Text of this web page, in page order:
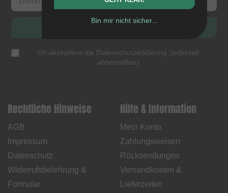
Ich akzeptiere die Datenschutzerklärung (jederzeit
abbestellbar)
Rechtliche Hinweise
AGB
Impressum
Datenschutz
Widerrufsbelehrung &
Formular
Hilfe & Information
Mein Konto
Zahlungsweisen
Rücksendungen
Versandkosten &
Lieferzeiten
Bin mir nicht sicher...